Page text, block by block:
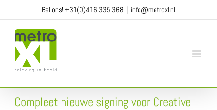
Bel ons!+31(0)416 335 368 | info@metroxl.nl
Compleet nieuwe signing voor Creative